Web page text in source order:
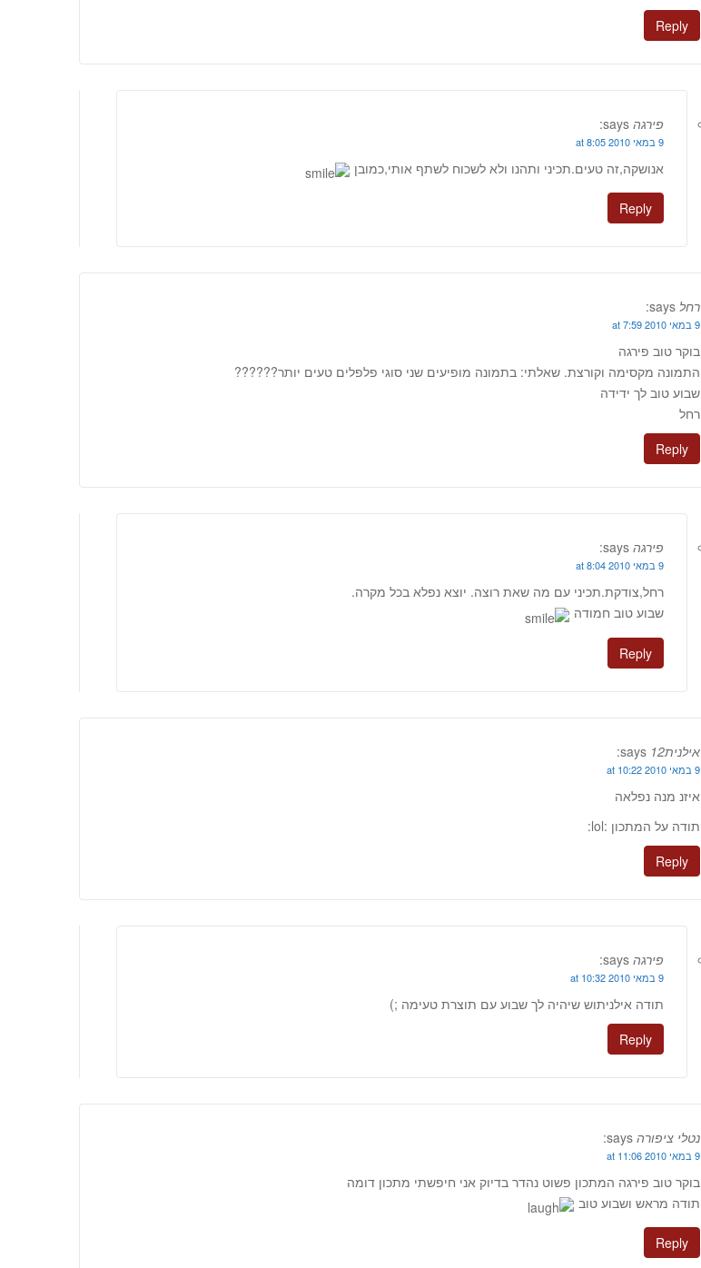
Reply
פירגה says:
9 במאי 2010 at 8:05
אנושקה,זה טעים.תכיני ותהנו ולא לשכוח לשתף אותי,כמובן
Reply
רחל says:
9 במאי 2010 at 7:59
בוקר טוב פירגה
התמונה מקסימה וקורצת. שאלתי: בתמונה מופיעים שני סוגי פלפלים טעים יותר??????
שבוע טוב לך ידידה
רחל
Reply
פירגה says:
9 במאי 2010 at 8:04
רחל,צודקת.תכיני עם מה שאת רוצה. יוצא נפלא בכל מקרה.
שבוע טוב חמודה
Reply
אילנית12 says:
9 במאי 2010 at 10:22
איזנ מנה נפלאה
תודה על המתכון :lol:
Reply
פירגה says:
9 במאי 2010 at 10:32
תודה אילניתוש שיהיה לך שבוע עם תוצרת טעימה ;)
Reply
נטלי ציפורה says:
9 במאי 2010 at 11:06
בוקר טוב פירגה המתכון פשוט נהדר בדיוק אני חיפשתי מתכון דומה
תודה מראש ושבוע טוב
Reply